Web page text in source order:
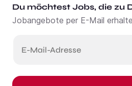
Du möchtest Jobs, die zu
Jobangebote per E-Mail
E-Mail-Adresse